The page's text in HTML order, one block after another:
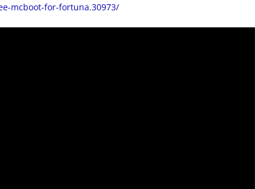
mcboot-for-fortuna.30973/